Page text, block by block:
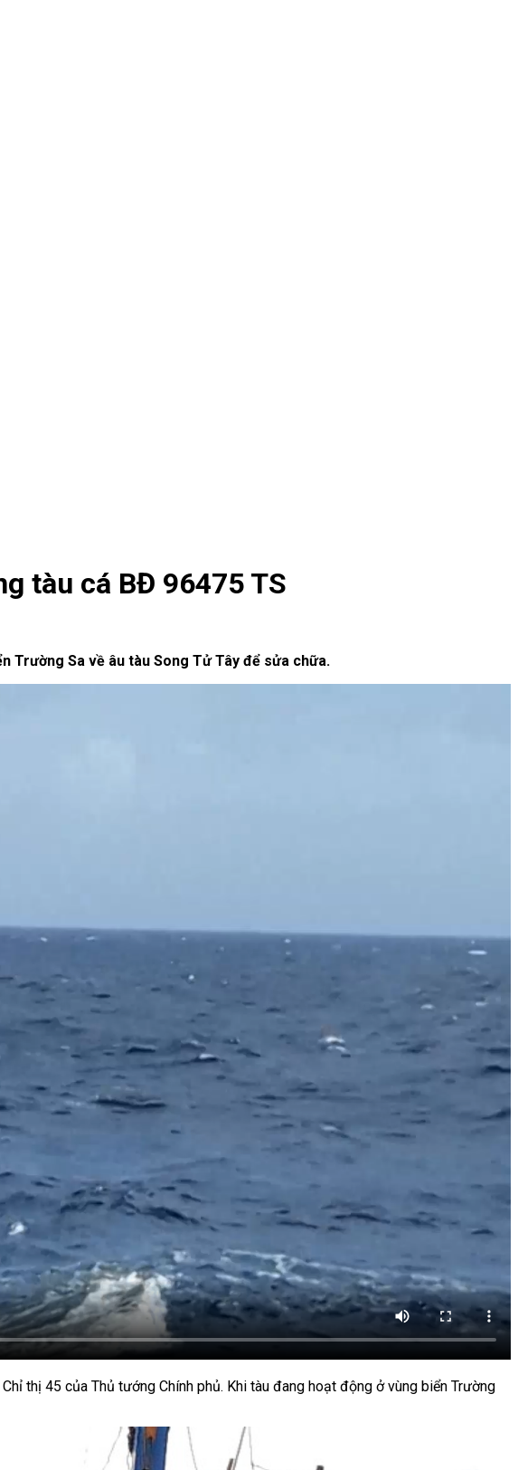
tàu cá BĐ 96475 TS
Trường Sa về âu tàu Song Tử Tây để sửa chữa.
thị 45 của Thủ tướng Chính phủ. Khi tàu đang hoạt động ở vùng biển Trường